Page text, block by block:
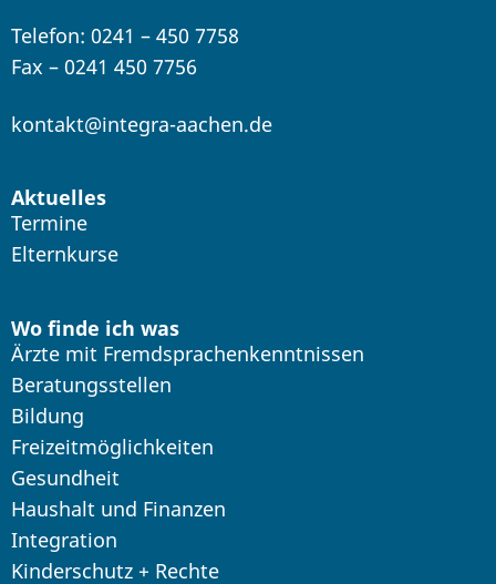
Telefon: 0241 – 450 7758
Fax – 0241 450 7756
kontakt@integra-aachen.de
Aktuelles
Termine
Elternkurse
Wo finde ich was
Ärzte mit Fremdsprachenkenntnissen
Beratungsstellen
Bildung
Freizeitmöglichkeiten
Gesundheit
Haushalt und Finanzen
Integration
Kinderschutz + Rechte